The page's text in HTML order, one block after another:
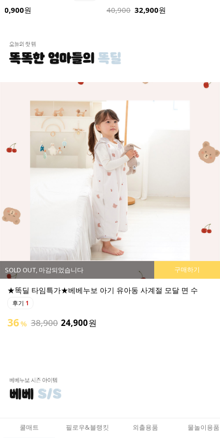
40,900원 40,900 32,900원
SOLD OUT, 마감되었습니다 구매하기
★똑딜 타임특가★베베누보 아기 유아동 사계절 모달 면 수
후기 1
36% 38,900 24,900원
쿨매트 필로우&블랭킷 외출용품 물놀이용품